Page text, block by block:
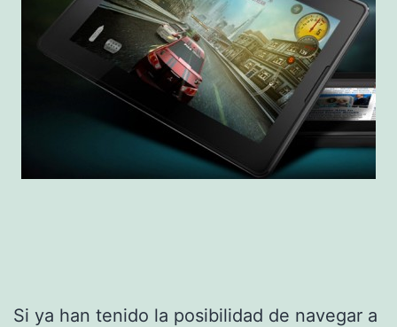
Si ya han tenido la posibilidad de navegar a